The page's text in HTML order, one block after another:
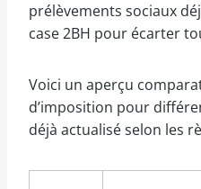
prélèvements sociaux
case 2BH pour écarter
Voici un aperçu
d’imposition pour
déjà actualisé selon les